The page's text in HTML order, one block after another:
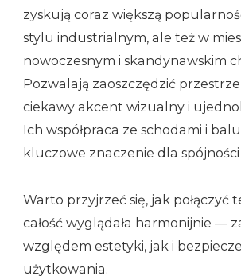
zyskują coraz większą
stylu industrialnym, ale też w
nowoczesnym i skandynawskim
Pozwalają zaoszczędzić
ciekawy akcent wizualny i
Ich współpraca ze schodami i
kluczowe znaczenie dla
Warto przyjrzeć się, jak połączyć
całość wyglądała harmonijnie —
względem estetyki, jak i
użytkowania.